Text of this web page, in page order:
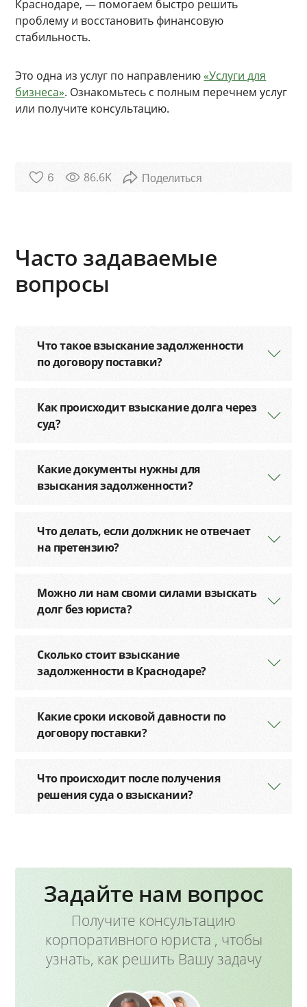
Краснодаре, — помогаем быстро решить
проблему и восстановить финансовую
стабильность.
Это одна из услуг по направлению «Услуги для
бизнеса». Ознакомьтесь с полным перечнем услуг
или получите консультацию.
6 86.6K
Часто задаваемые
вопросы
Что такое взыскание задолженности
по договору поставки?
Как происходит взыскание долга через
суд?
Какие документы нужны для
взыскания задолженности?
Что делать, если должник не отвечает
на претензию?
Можно ли нам своми силами взыскать
долг без юриста?
Сколько стоит взыскание
задолженности в Краснодаре?
Какие сроки исковой давности по
договору поставки?
Что происходит после получения
решения суда о взыскании?
Задайте нам вопрос
Получите консультацию
корпоративного юриста , чтобы
узнать, как решить Вашу задачу